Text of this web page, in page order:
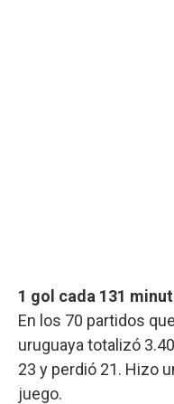
1 gol cada 131
En los 70 partidos
uruguaya totalizó
23 y perdió 21. Hizo
juego.